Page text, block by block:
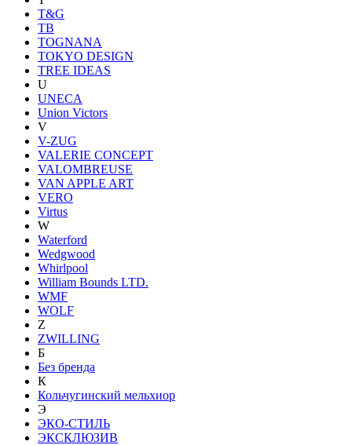
T&G
TB
TOGNANA
TOKYO DESIGN
TREE IDEAS
U
UNECA
Union Victors
V
V-ZUG
VALERIE CONCEPT
VALOMBREUSE
VAN APPLE ART
VERO
Virtus
W
Waterford
Wedgwood
Whirlpool
William Bounds LTD.
WMF
WOLF
Z
ZWILLING
Б
Без бренда
К
Кольчугинский мельхиор
Э
ЭКО-СТИЛЬ
ЭКСКЛЮЗИВ